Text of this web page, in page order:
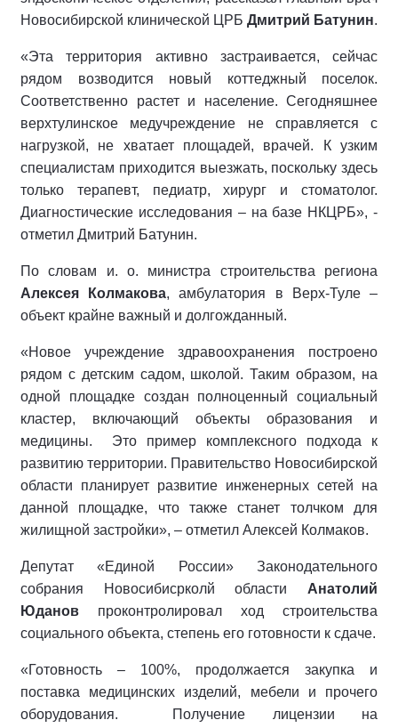
Новосибирской клинической ЦРБ Дмитрий Батунин.
«Эта территория активно застраивается, сейчас
рядом возводится новый коттеджный поселок.
Соответственно растет и население. Сегодняшнее
верхтулинское медучреждение не справляется с
нагрузкой, не хватает площадей, врачей. К узким
специалистам приходится выезжать, поскольку здесь
только терапевт, педиатр, хирург и стоматолог.
Диагностические исследования – на базе НКЦРБ», -
отметил Дмитрий Батунин.
По словам и. о. министра строительства региона
Алексея Колмакова, амбулатория в Верх-Туле –
объект крайне важный и долгожданный.
«Новое учреждение здравоохранения построено
рядом с детским садом, школой. Таким образом, на
одной площадке создан полноценный социальный
кластер, включающий объекты образования и
медицины.
Это пример комплексного подхода к
развитию территории. Правительство Новосибирской
области планирует развитие инженерных сетей на
данной площадке, что также станет толчком для
жилищной застройки», – отметил Алексей Колмаков.
Депутат «Единой России» Законодательного
собрания Новосибисрколй области Анатолий
Юданов проконтролировал ход строительства
социального объекта, степень его готовности к сдаче.
«Готовность – 100%, продолжается закупка и
поставка медицинских изделий, мебели и прочего
оборудования.
Получение лицензии на